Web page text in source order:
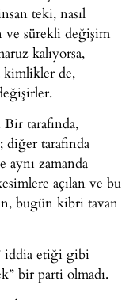
teki, nasıl
ve sürekli değişim
kalıyorsa,
kimlikler de,
tarafında,
diğer tarafında
aynı zamanda
açılan ve bu
bugün kibri tavan
iddia etiği gibi
bir parti olmadı.